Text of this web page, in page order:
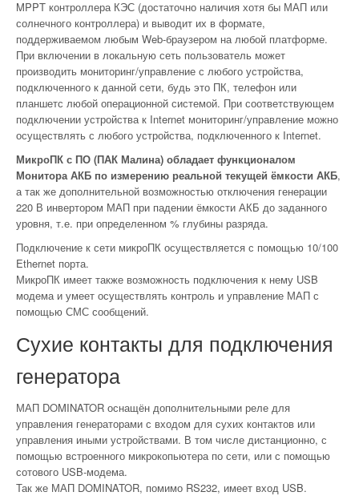
MPPT контроллера КЭС (достаточно наличия хотя бы МАП или
солнечного контроллера) и выводит их в формате,
поддерживаемом любым Web-браузером на любой платформе.
При включении в локальную сеть пользователь может
производить мониторинг/управление с любого устройства,
подключенного к данной сети, будь это ПК, телефон или
планшетс любой операционной системой. При соответствующем
подключении устройства к Internet мониторинг/управление можно
осуществлять с любого устройства, подключенного к Internet.
МикроПК с ПО (ПАК Малина) обладает функционалом
Монитора АКБ по измерению реальной текущей ёмкости АКБ,
а так же дополнительной возможностью отключения генерации
220 В инвертором МАП при падении ёмкости АКБ до заданного
уровня, т.е. при определенном % глубины разряда.
Подключение к сети микроПК осуществляется с помощью 10/100
Ethernet порта.
МикроПК имеет также возможность подключения к нему USB
модема и умеет осуществлять контроль и управление МАП с
помощью СМС сообщений.
Сухие контакты для подключения
генератора
МАП DOMINATOR оснащён дополнительными реле для
управления генераторами с входом для сухих контактов или
управления иными устройствами. В том числе дистанционно, с
помощью встроенного микрокопьютера по сети, или с помощью
сотового USB-модема.
Так же МАП DOMINATOR, помимо RS232, имеет вход USB.